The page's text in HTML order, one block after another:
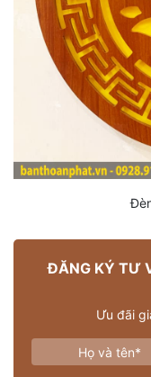
ĐĂNG KÝ TƯ
Ưu đãi